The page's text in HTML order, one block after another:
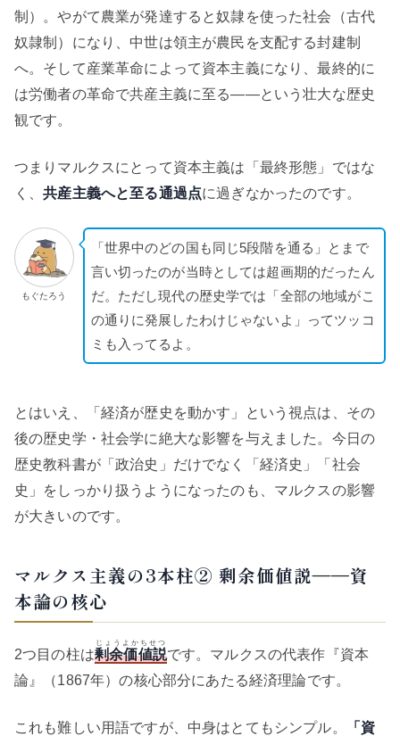
制）。やがて農業が発達すると奴隷を使った社会（古代
奴隷制）になり、中世は領主が農民を支配する封建制
へ。そして産業革命によって資本主義になり、最終的に
は労働者の革命で共産主義に至る——という壮大な歴史
観です。
つまりマルクスにとって資本主義は「最終形態」ではな
く、共産主義へと至る通過点に過ぎなかったのです。
もぐたろう
「世界中のどの国も同じ5段階を通る」とまで
言い切ったのが当時としては超画期的だったん
だ。ただし現代の歴史学では「全部の地域がこ
の通りに発展したわけじゃないよ」ってツッコ
ミも入ってるよ。
とはいえ、「経済が歴史を動かす」という視点は、その
後の歴史学・社会学に絶大な影響を与えました。今日の
歴史教科書が「政治史」だけでなく「経済史」「社会
史」をしっかり扱うようになったのも、マルクスの影響
が大きいのです。
マルクス主義の3本柱② 剰余価値説——資
本論の核心
2つ目の柱は剰余価値説
じょうよかちせつ
です。マルクスの代表作『資本
論』（1867年）の核心部分にあたる経済理論です。
これも難しい用語ですが、中身はとてもシンプル。
「資